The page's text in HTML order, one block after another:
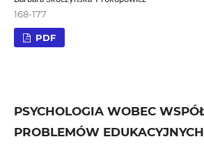
168-177
PDF
PSYCHOLOGIA WOBEC
PROBLEMÓW